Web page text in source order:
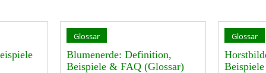
Glossar
Blumenerde: Definition,
Beispiele & FAQ (Glossar)
Glossar